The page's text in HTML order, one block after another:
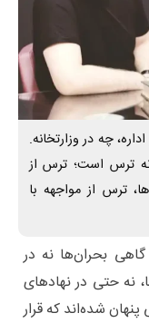
چه در وزارتخانه.
ترس است؛ ترس از
ترس از مواجهه با
بحران‌ها نه در
نه حتی در نهادهای
شده‌اند که قرار